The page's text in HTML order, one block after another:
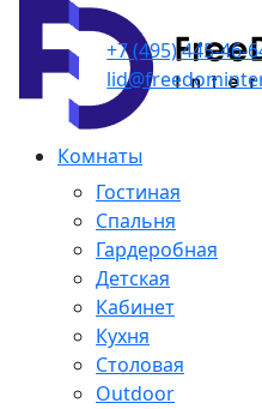
+7 (495) 445-46-
Комнаты
Гостиная
Спальня
Гардеробная
Детская
Кабинет
Кухня
Столовая
Outdoor